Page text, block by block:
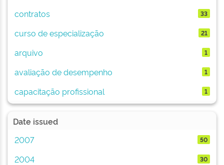
contratos 33
curso de especialização 21
arquivo 1
avaliação de desempenho 1
capacitação profissional 1
Date issued
2007
50
2004 30